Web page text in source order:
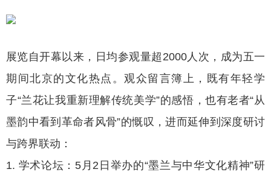
展览自开幕以来，日均参观量超2000人次，成为五一
期间北京的文化热点。观众留言簿上，既有年轻学
子“兰花让我重新理解传统美学”的感悟，也有老者“从
墨韵中看到革命者风骨”的慨叹，进而延伸到深度研讨
与跨界联动：
1. 学术论坛：5月2日举办的“墨兰与中华文化精神”研